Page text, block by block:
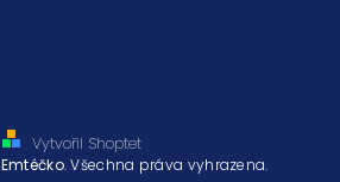
Vytvořil Shoptet
Emtéčko. Všechna práva vyhrazena.